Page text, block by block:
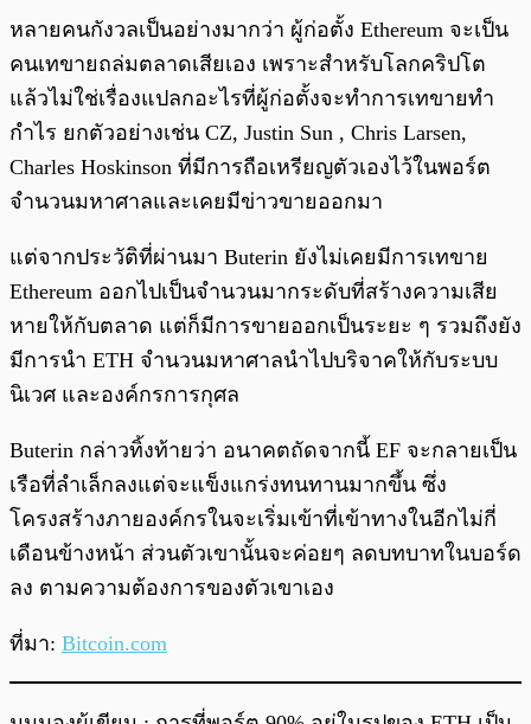
หลายคนกังวลเป็นอย่างมากว่า ผู้ก่อตั้ง Ethereum จะเป็น
คนเทขายถล่มตลาดเสียเอง เพราะสำหรับโลกคริปโต
แล้วไม่ใช่เรื่องแปลกอะไรที่ผู้ก่อตั้งจะทำการเทขายทำ
กำไร ยกตัวอย่างเช่น CZ, Justin Sun , Chris Larsen,
Charles Hoskinson ที่มีการถือเหรียญตัวเองไว้ในพอร์ต
จำนวนมหาศาลและเคยมีข่าวขายออกมา
แต่จากประวัติที่ผ่านมา Buterin ยังไม่เคยมีการเทขาย
Ethereum ออกไปเป็นจำนวนมากระดับที่สร้างความเสีย
หายให้กับตลาด แต่ก็มีการขายออกเป็นระยะ ๆ รวมถึงยัง
มีการนำ ETH จำนวนมหาศาลนำไปบริจาคให้กับระบบ
นิเวศ และองค์กรการกุศล
Buterin กล่าวทิ้งท้ายว่า อนาคตถัดจากนี้ EF จะกลายเป็น
เรือที่ลำเล็กลงแต่จะแข็งแกร่งทนทานมากขึ้น ซึ่ง
โครงสร้างภายองค์กรในจะเริ่มเข้าที่เข้าทางในอีกไม่กี่
เดือนข้างหน้า ส่วนตัวเขานั้นจะค่อยๆ ลดบทบาทในบอร์ด
ลง ตามความต้องการของตัวเขาเอง
ที่มา: Bitcoin.com